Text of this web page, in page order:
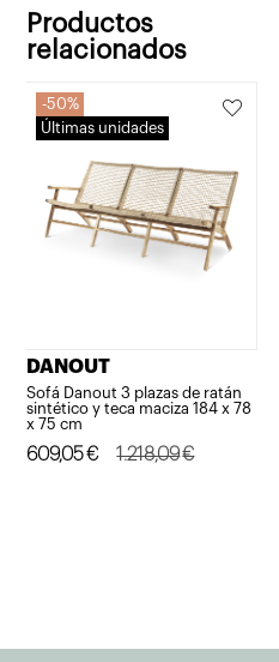
Productos
relacionados
50%
Últimas unidades
DANOUT
Sofá Danout 3 plazas de ratán
sintético y teca maciza 184 x 78
x 75 cm
1.218,09€
El
609,05€
El